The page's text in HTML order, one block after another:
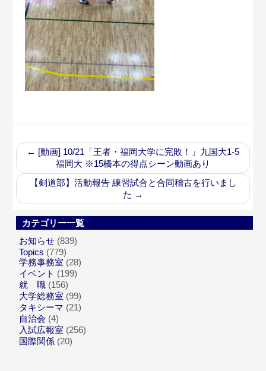
← [動画] 10/21「王者・福岡大学に完敗！」九国大1-5
福岡大 ※15橋本の得点シーン動画あり
【剣道部】活動報告 練習試合と合同稽古を行いまし
た →
カテゴリー一覧
お知らせ (839)
Topics (779)
学務事務室 (28)
イベント (199)
就 職 (156)
大学総務室 (99)
タキシーマ (21)
自治会 (4)
入試広報室 (256)
国際関係 (20)